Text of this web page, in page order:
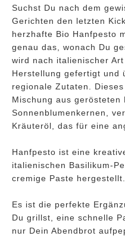
Suchst Du nach dem
Gerichten den letzten
herzhafte Bio Hanfpesto
genau das, wonach Du
wird nach italienischer
Herstellung gefertigt und
regionale Zutaten.
Mischung aus gerösteten
Sonnenblumenkernen,
Kräuteröl, das für eine
Hanfpesto ist eine
italienischen Basilikum-
cremige Paste hergestellt.
Es ist die perfekte
Du grillst, eine schnelle
nur Dein Abendbrot